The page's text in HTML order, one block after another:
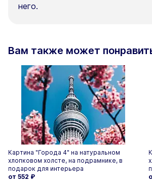
него.
Вам также может
Картина "Города 4" на натуральном
хлопковом холсте, на подрамнике, в
подарок для интерьера
от 552 ₽